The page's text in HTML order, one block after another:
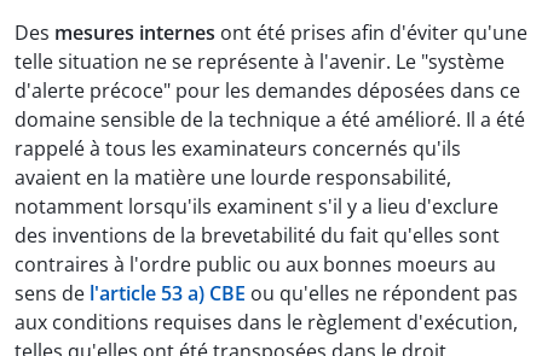
Des mesures internes ont été prises afin d'éviter qu'une
telle situation ne se représente à l'avenir. Le "système
d'alerte précoce" pour les demandes déposées dans ce
domaine sensible de la technique a été amélioré. Il a été
rappelé à tous les examinateurs concernés qu'ils
avaient en la matière une lourde responsabilité,
notamment lorsqu'ils examinent s'il y a lieu d'exclure
des inventions de la brevetabilité du fait qu'elles sont
contraires à l'ordre public ou aux bonnes moeurs au
sens de l'article 53 a) CBE ou qu'elles ne répondent pas
aux conditions requises dans le règlement d'exécution,